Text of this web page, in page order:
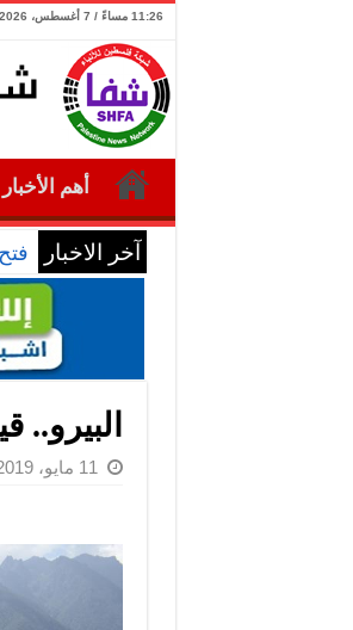
11:26 مساءً / 7 أغسطس، 2026
أهم الأخبار
آخر الاخبار
البيرو..
11 مايو، 2019